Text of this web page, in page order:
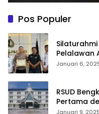
Pos Populer
Pelalawan
Januari 6,
RSUD
Pertama
Januari 9, 2025